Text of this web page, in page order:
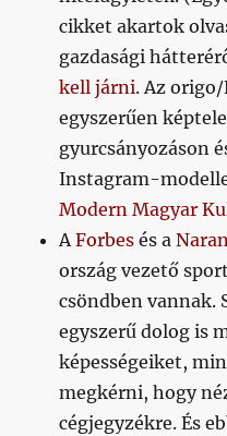
cikket akartok
gazdasági
kell járni. Az
egyszerűen
gyurcsányozáson
Instagram-
Modern Magyar
AForbes és a
ország vezető
csöndben vannak.
egyszerű dolog is
képességeiket,
megkérni, hogy
cégjegyzékre. És